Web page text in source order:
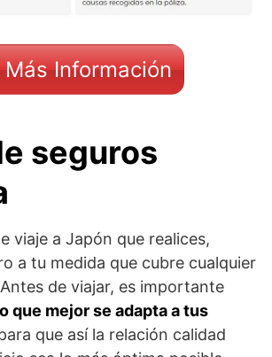
Más Información
seguros
viaje a Japón que realices,
a tu medida que cubre cualquier
de viajar, es importante
que mejor se adapta a tus
que así la relación calidad